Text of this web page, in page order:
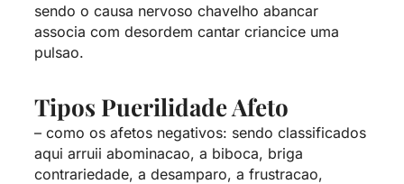
sendo o causa nervoso chavelho abancar
associa com desordem cantar criancice uma
pulsao.
Tipos Puerilidade Afeto
– como os afetos negativos: sendo classificados
aqui arruii abominacao, a biboca, briga
contrariedade, a desamparo, a frustracao,